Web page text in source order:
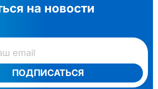
на новости
ПОДПИСАТЬСЯ